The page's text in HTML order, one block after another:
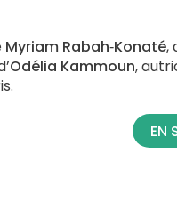
Myriam Rabah‑Konaté,
Odélia Kammoun,
EN